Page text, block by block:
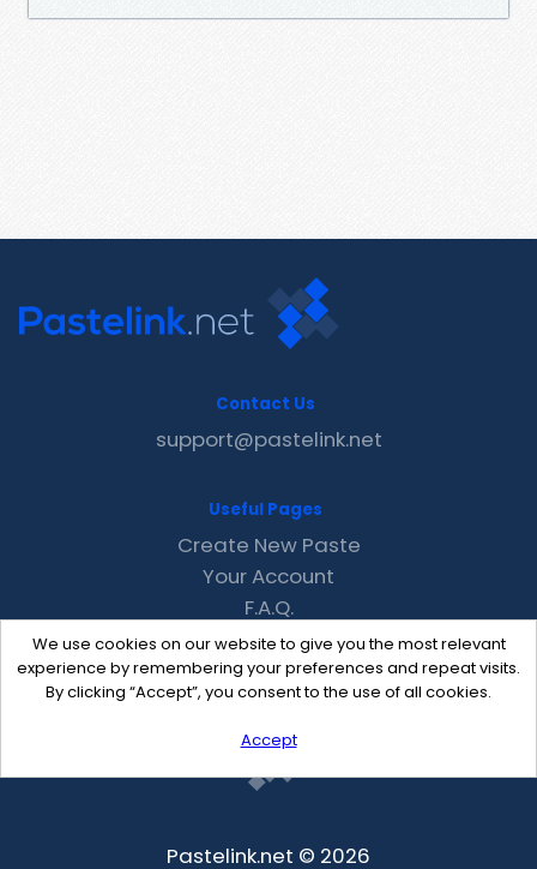
We use cookies on our website to give you the most relevant
experience by remembering your preferences and repeat visits.
By clicking “Accept”, you consent to the use of all cookies.
Accept
Contact Us
support@pastelink.net
Useful Pages
Create New Paste
Your Account
F.A.Q.
Recent
Contact
Pastelink.net © 2026